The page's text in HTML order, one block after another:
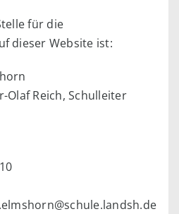
für die
dieser Website ist:
Olaf Reich, Schulleiter